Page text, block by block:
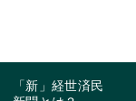
「新」経世済民